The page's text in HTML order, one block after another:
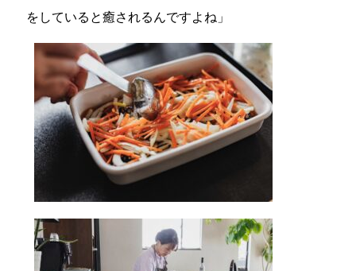
をしていると癒されるんですよね」